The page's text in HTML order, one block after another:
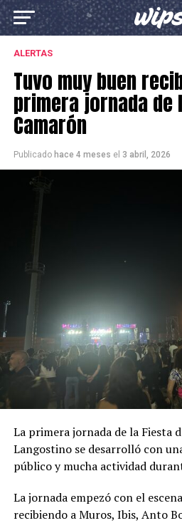
ALERTAS
Tuvo muy buen
primera jornada de
Camarón
Publicado hace 4 meses el 3 abril, 2026
La primera jornada de la Fiesta
Langostino se desarrolló con
público y mucha actividad
La jornada empezó con el
recibiendo a Muros, Ibis, Anto